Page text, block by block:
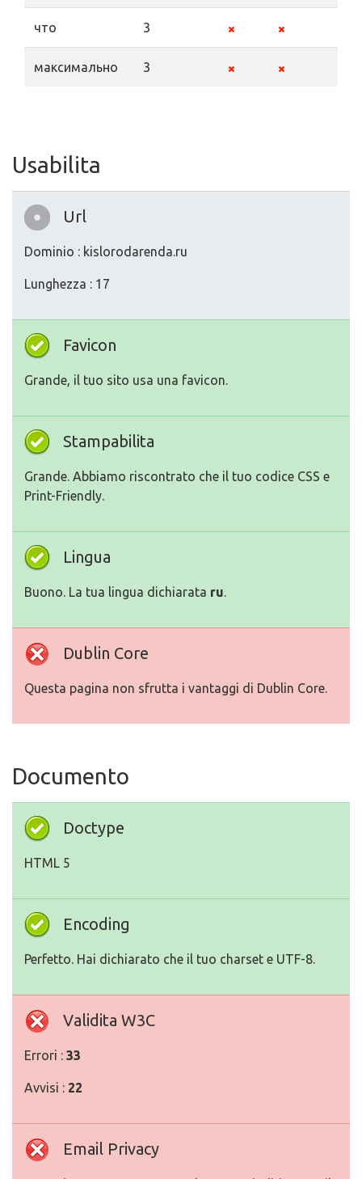
что 3
максимально 3
Usabilita
Url
Dominio : kislorodarenda.ru
Lunghezza : 17
Favicon
Grande, il tuo sito usa una favicon.
Stampabilita
Grande. Abbiamo riscontrato che il tuo codice CSS e
Print-Friendly.
Lingua
Buono. La tua lingua dichiarata ru.
Dublin Core
Questa pagina non sfrutta i vantaggi di Dublin Core.
Documento
Doctype
HTML 5
Encoding
Perfetto. Hai dichiarato che il tuo charset e UTF-8.
Validita W3C
Errori : 33
Avvisi : 22
Email Privacy